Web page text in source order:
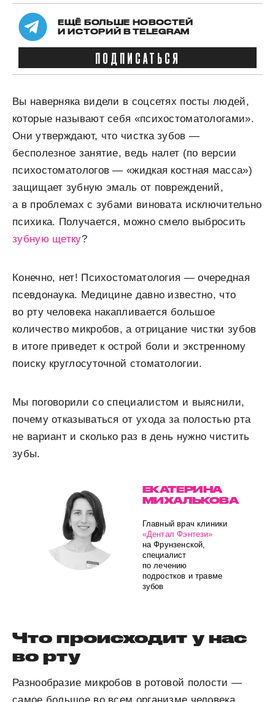
ЕЩЁ БОЛЬШЕ НОВОСТЕЙ
И ИСТОРИЙ В TELEGRAM
ПОДПИСАТЬСЯ
Вы наверняка видели в соцсетях посты людей,
которые называют себя «психостоматологами».
Они утверждают, что чистка зубов —
бесполезное занятие, ведь налет (по версии
психостоматологов — «жидкая костная масса»)
защищает зубную эмаль от повреждений,
а в проблемах с зубами виновата исключительно
психика. Получается, можно смело выбросить
зубную щетку?
Конечно, нет! Психостоматология — очередная
псевдонаука. Медицине давно известно, что
во рту человека накапливается большое
количество микробов, а отрицание чистки зубов
в итоге приведет к острой боли и экстренному
поиску круглосуточной стоматологии.
Мы поговорили со специалистом и выяснили,
почему отказываться от ухода за полостью рта
не вариант и сколько раз в день нужно чистить
зубы.
ЕКАТЕРИНА
МИХАЛЬКОВА
Главный врач клиники
«Дентал Фэнтези»
на Фрунзенской,
специалист
по лечению
подростков и травме
зубов
Что происходит у нас
во рту
Разнообразие микробов в ротовой полости —